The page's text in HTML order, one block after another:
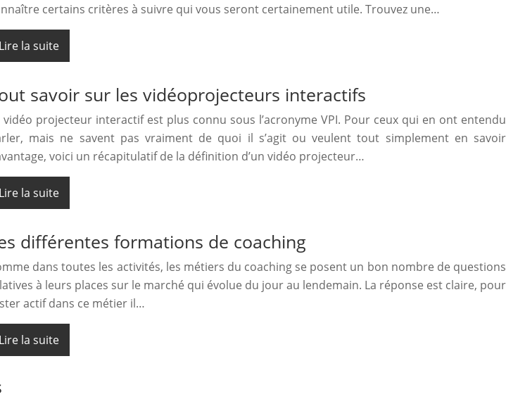
certains critères à suivre qui vous seront certainement utile. Trouvez une…
Lire la suite
savoir sur les vidéoprojecteurs interactifs
vidéo projecteur interactif est plus connu sous l’acronyme VPI. Pour ceux qui en ont entendu
mais ne savent pas vraiment de quoi il s’agit ou veulent tout simplement en savoir
voici un récapitulatif de la définition d’un vidéo projecteur…
Lire la suite
différentes formations de coaching
dans toutes les activités, les métiers du coaching se posent un bon nombre de questions
à leurs places sur le marché qui évolue du jour au lendemain. La réponse est claire, pour
actif dans ce métier il…
Lire la suite